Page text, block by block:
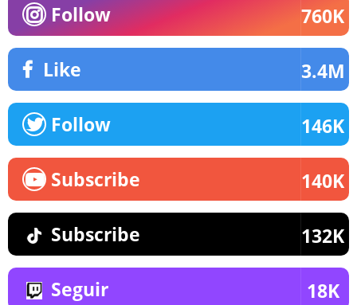
Follow 760K
Like 3.4M
Follow 146K
Subscribe 140K
Subscribe 132K
Seguir 18K